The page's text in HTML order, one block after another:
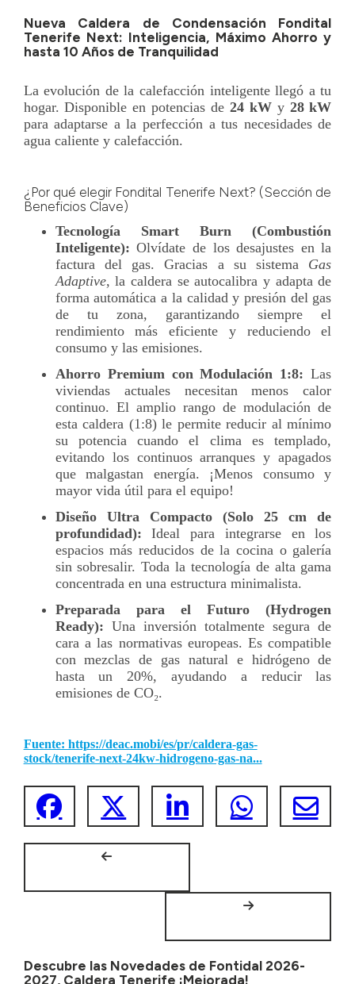
Nueva Caldera de Condensación Fondital
Tenerife Next: Inteligencia, Máximo Ahorro y
hasta 10 Años de Tranquilidad
La evolución de la calefacción inteligente llegó a tu
hogar. Disponible en potencias de 24 kWy 28 kW
para adaptarse a la perfección a tus necesidades de
agua caliente y calefacción.
¿Por qué elegir Fondital Tenerife Next? (Sección de
Beneficios Clave)
Tecnología Smart Burn (Combustión
Inteligente): Olvídate de los desajustes en la
factura del gas. Gracias a su sistema Gas
Adaptive, la caldera se autocalibra y adapta de
forma automática a la calidad y presión del gas
de tu zona, garantizando siempre el
rendimiento más eficiente y reduciendo el
consumo y las emisiones.
Ahorro Premium con Modulación 1:8: Las
viviendas actuales necesitan menos calor
continuo. El amplio rango de modulación de
esta caldera (1:8) le permite reducir al mínimo
su potencia cuando el clima es templado,
evitando los continuos arranques y apagados
que malgastan energía. ¡Menos consumo y
mayor vida útil para el equipo!
Diseño Ultra Compacto (Solo 25 cm de
profundidad): Ideal para integrarse en los
espacios más reducidos de la cocina o galería
sin sobresalir. Toda la tecnología de alta gama
concentrada en una estructura minimalista.
Preparada para el Futuro (Hydrogen
Ready): Una inversión totalmente segura de
cara a las normativas europeas. Es compatible
con mezclas de gas natural e hidrógeno de
hasta un 20%, ayudando a reducir las
emisiones de CO₂.
Fuente: https://deac.mobi/es/pr/caldera-gas-
stock/tenerife-next-24kw-hidrogeno-gas-na...
Descubre las Novedades de Fontidal 2026-
2027, Caldera Tenerife ¡Mejorada!